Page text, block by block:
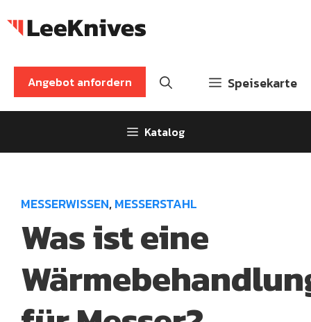
Inhalt
Speisekarte
Angebot anfordern
Katalog
MESSERWISSEN,MESSERSTAHL
Was ist eine